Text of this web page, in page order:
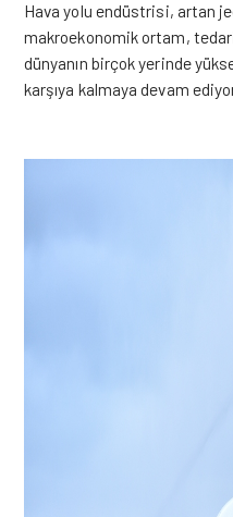
Hava yolu endüstrisi, artan
makroekonomik ortam,
dünyanın birçok yerinde
karşıya kalmaya devam